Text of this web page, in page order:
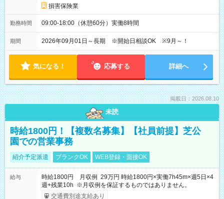
損害保険業
勤務時間 09:00-18:00（休憩60分）実働8時間
期間 2026年09月01日～長期 ※開始日相談OK ※9月～！
気になる！ 応募する 詳細へ
掲載日：2026.08.10
未読
時給1800円！【複数名募集】【社員前提】芝公
園での営業事務
紹介予定派遣 ブランクOK WEB登録・面接OK
給与
時給1800円 月収例 29万円 時給1800円×実働7h45m×週5日×4
週+残業10h ※月収例を保証するものではありません。
交通費別途支給あり